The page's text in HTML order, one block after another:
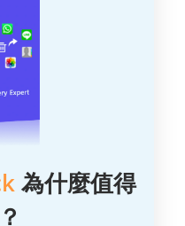
為什麼值得